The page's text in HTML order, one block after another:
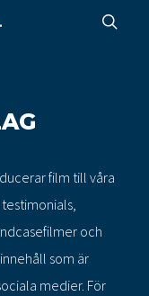
film till våra
och
som är
medier. För